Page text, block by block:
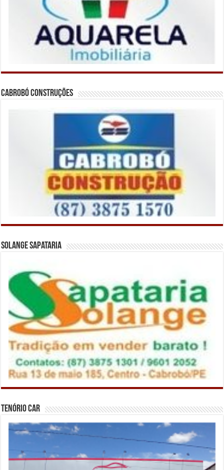
Cabrobó Construções
Solange Sapataria
Tenório Car